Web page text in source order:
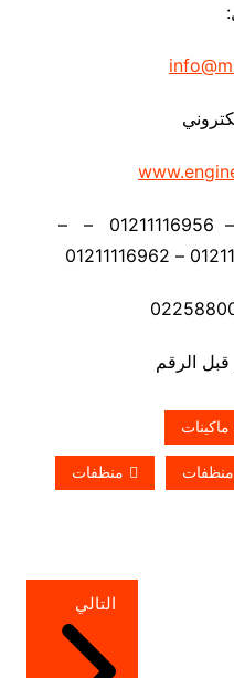
موبايل: 01211116954 – – 01211116956 – –
ماكينات
منظفات منظفات
التالي